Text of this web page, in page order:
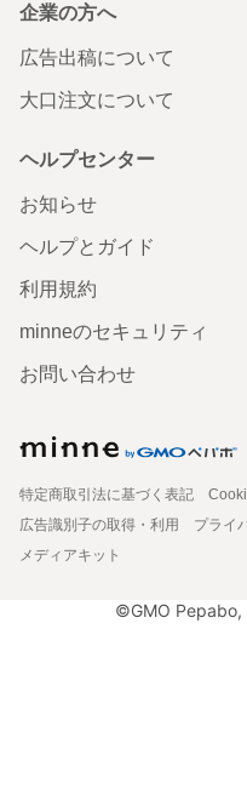
企業の方へ
広告出稿について
大口注文について
ヘルプセンター
お知らせ
ヘルプとガイド
利用規約
minneのセキュリティ
お問い合わせ
特定商取引法に基づく表記
広告識別子の取得・利用
プライ
メディアキット
©GMO Pepabo,